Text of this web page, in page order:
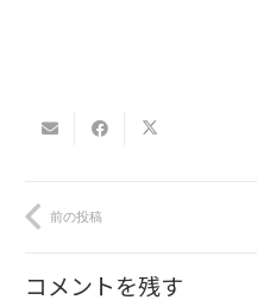
前の投稿
コメントを残す